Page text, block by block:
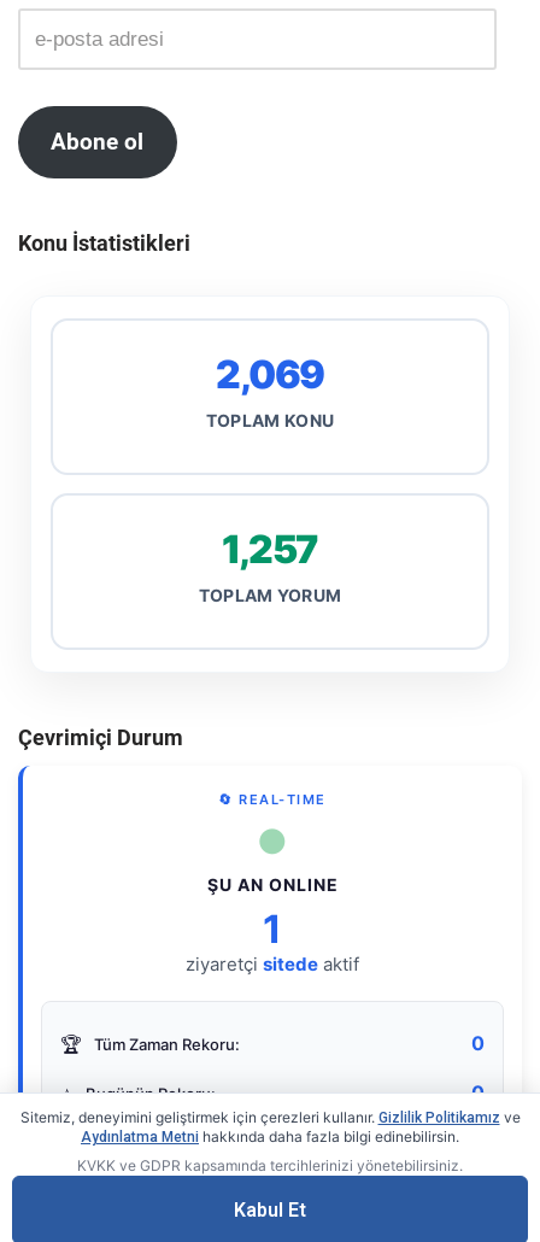
Abone ol
Konu İstatistikleri
2,069
TOPLAM KONU
1,257
TOPLAM YORUM
Çevrimiçi Durum
🔄 REAL-TIME
●
ŞU AN ONLINE
1
ziyaretçi sitede aktif
🏆 Tüm Zaman Rekoru: 0
⭐ Bugünün Rekoru: 0
Gerçek zamanlı sayaç
Sitemiz, deneyimini geliştirmek için çerezleri kullanır. Gizlilik Politikamız ve
Aydınlatma Metni hakkında daha fazla bilgi edinebilirsin.
KVKK ve GDPR kapsamında tercihlerinizi yönetebilirsiniz.
Kabul Et